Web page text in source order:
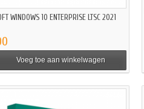
WINDOWS 10 ENTERPRISE LTSC 2021
Voeg toe aan winkelwagen